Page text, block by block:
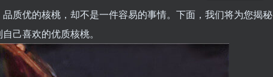
质优的核桃，却不是一件容易的事情。下面，我们将为您揭秘
己喜欢的优质核桃。